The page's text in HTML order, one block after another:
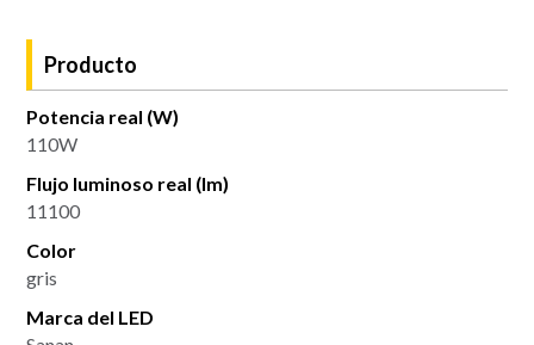
Producto
Potencia real (W)
110W
Flujo luminoso real (lm)
11100
Color
gris
Marca del LED